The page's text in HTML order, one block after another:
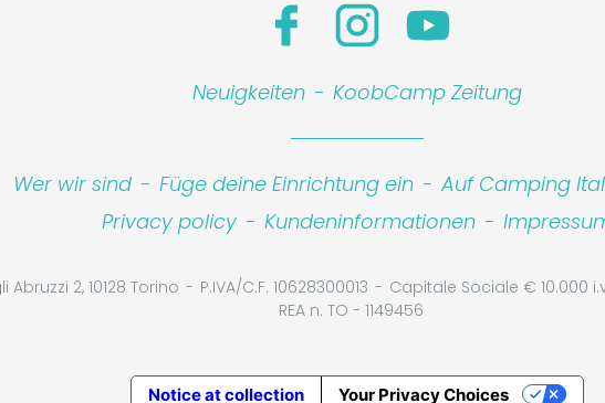
Neuigkeiten - KoobCamp Zeitung
Wer wir sind - Füge deine Einrichtung ein - Auf Camping
Privacy policy - Kundeninformationen -
2, 10128 Torino P.IVA/C.F. 10628300013
Capitale Sociale € 10.000
REA n. TO - 1149456
Notice at collection Your Privacy Choices